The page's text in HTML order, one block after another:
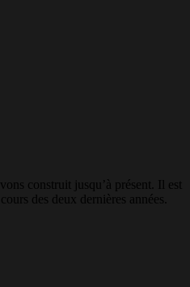
construit jusqu’à présent. Il est
des deux dernières années.